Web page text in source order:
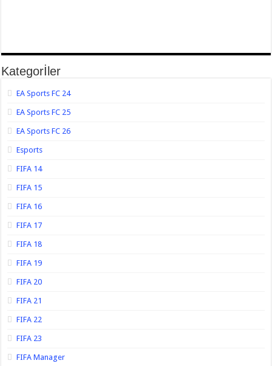
Kategorİler
EA Sports FC 24
EA Sports FC 25
EA Sports FC 26
Esports
FIFA 14
FIFA 15
FIFA 16
FIFA 17
FIFA 18
FIFA 19
FIFA 20
FIFA 21
FIFA 22
FIFA 23
FIFA Manager